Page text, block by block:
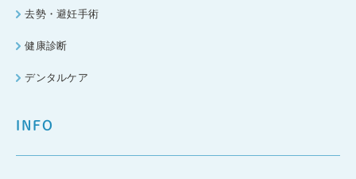
去勢・避妊手術
健康診断
デンタルケア
INFO